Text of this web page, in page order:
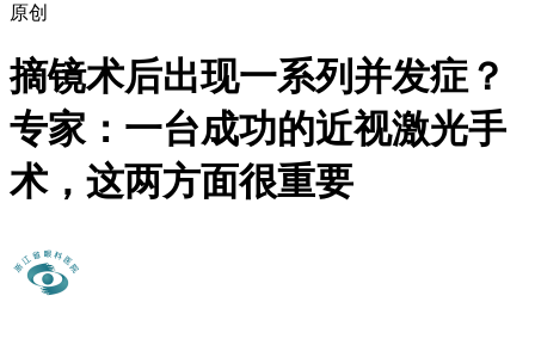
原创
摘镜术后出现一系列并发症？
专家：一台成功的近视激光手
术，这两方面很重要